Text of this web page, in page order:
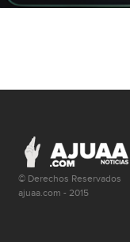
© Derechos Reservados
ajuaa.com - 2015